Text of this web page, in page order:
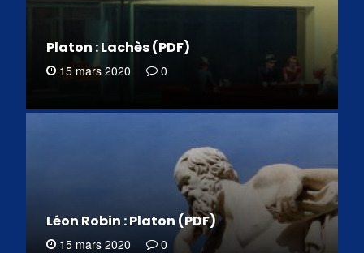
Platon : Lachès (PDF)
15 mars 2020 0
Léon Robin : Platon (PDF)
15 mars 2020 0